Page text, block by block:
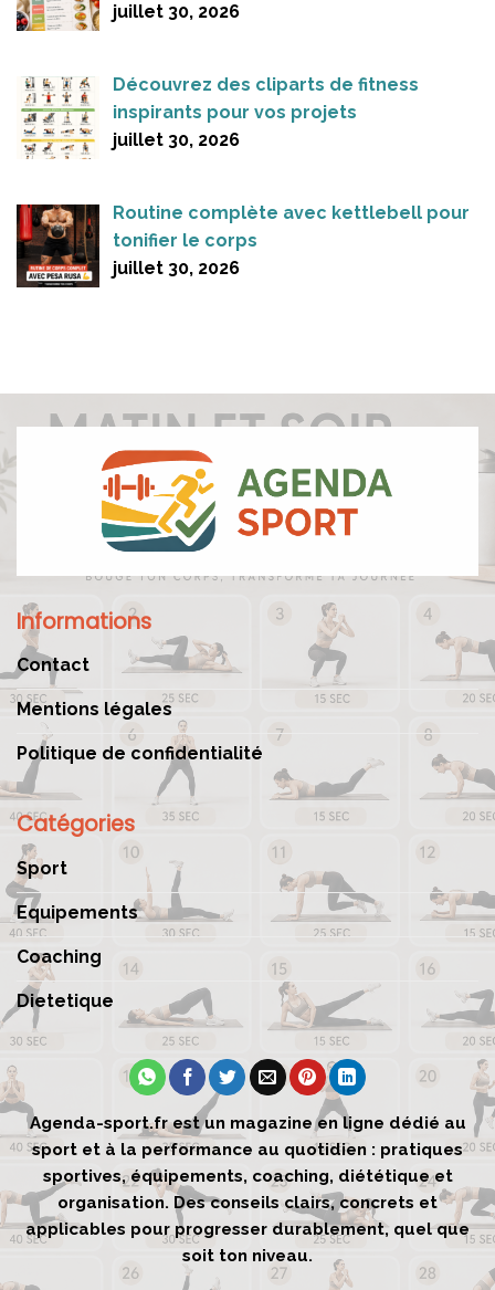
juillet 30, 2026
Découvrez des cliparts de fitness
inspirants pour vos projets
juillet 30, 2026
Routine complète avec kettlebell pour
tonifier le corps
juillet 30, 2026
Informations
Contact
Mentions légales
Politique de confidentialité
Catégories
Sport
Equipements
Coaching
Dietetique
Agenda-sport.fr est un magazine en ligne dédié au
sport et à la performance au quotidien : pratiques
sportives, équipements, coaching, diététique et
organisation. Des conseils clairs, concrets et
applicables pour progresser durablement, quel que
soit ton niveau.